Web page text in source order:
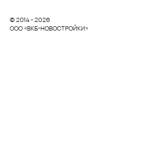
© 2014 - 2026
ООО «ВКБ-НОВОСТРОЙКИ»